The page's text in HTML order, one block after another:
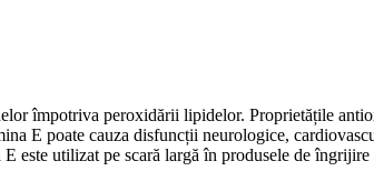
împotriva peroxidării lipidelor. Proprietățile
E poate cauza disfuncții neurologice,
utilizat pe scară largă în produsele de